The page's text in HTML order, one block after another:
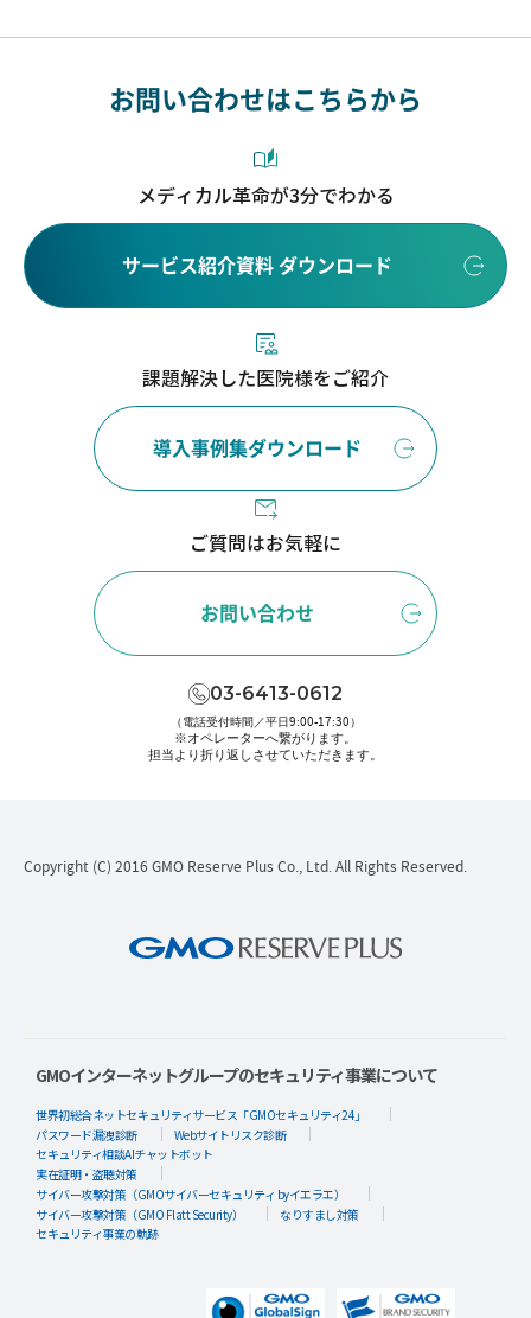
お問い合わせはこちらから
メディカル革命が3分でわかる
サービス紹介資料 ダウンロード
課題解決した医院様をご紹介
導入事例集ダウンロード
ご質問はお気軽に
お問い合わせ
03-6413-0612
（電話受付時間／平日9:00-17:30）
※オペレーターへ繋がります。
担当より折り返しさせていただきます。
Copyright (C) 2016 GMO Reserve Plus Co., Ltd. All Rights Reserved.
GMOインターネットグループのセキュリティ事業について
世界初総合ネットセキュリティサービス「GMOセキュリティ24」
パスワード漏洩診断
Webサイトリスク診断
セキュリティ相談AIチャットボット
実在証明・盗聴対策
サイバー攻撃対策（GMOサイバーセキュリティ byイエラエ）
サイバー攻撃対策（GMO Flatt Security）
なりすまし対策
セキュリティ事業の軌跡